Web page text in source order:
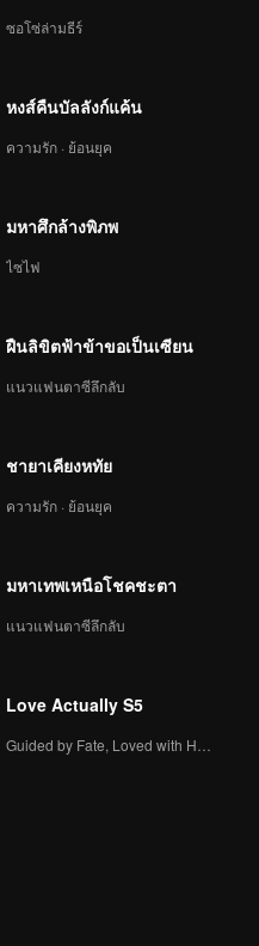
ซอโซ่ล่ามธีร์
หงส์คืนบัลลังก์แค้น
ความรัก · ย้อนยุค
มหาศึกล้างพิภพ
ไซไฟ
ฝืนลิขิตฟ้าข้าขอเป็นเซียน
แนวแฟนตาซีลึกลับ
ชายาเคียงหทัย
ความรัก · ย้อนยุค
มหาเทพเหนือโชคชะตา
แนวแฟนตาซีลึกลับ
Love Actually S5